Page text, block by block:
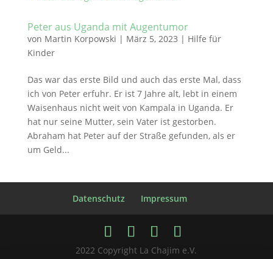
Peter aus Uganda mit Augentumor
von Martin Korpowski | März 5, 2023 | Hilfe für
Kinder
Das war das erste Bild und auch das erste Mal, dass
ich von Peter erfuhr. Er ist 7 Jahre alt, lebt in einem
Waisenhaus nicht weit von Kampala in Uganda. Er
hat nur seine Mutter, sein Vater ist gestorben.
Abraham hat Peter auf der Straße gefunden, als er
um Geld...
Datenschutz Impressum
2022 Copyright La Chajim e.V.